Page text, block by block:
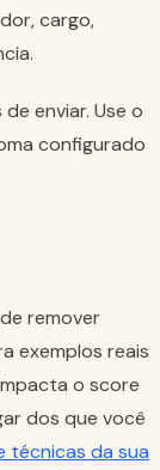
cargo,
enviar. Use o
configurado
remover
exemplos reais
o score
dos que você
técnicas da sua